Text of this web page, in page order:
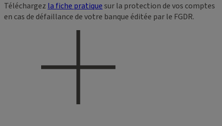
Téléchargez la fiche pratiquesur la protection de vos comptes
en cas de défaillance de votre banque éditée par le FGDR.